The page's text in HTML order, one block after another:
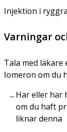
Injektion i
Varningar
Tala med
Iomeron om du
Har eller har
om du haft
liknar denna